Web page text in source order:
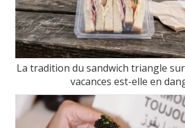
La tradition du sandwich triangle
vacances est-elle en